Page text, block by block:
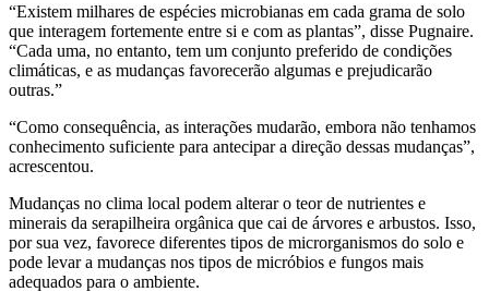
“Existem milhares de espécies microbianas em cada grama de solo
que interagem fortemente entre si e com as plantas”, disse Pugnaire.
“Cada uma, no entanto, tem um conjunto preferido de condições
climáticas, e as mudanças favorecerão algumas e prejudicarão
outras.”
“Como consequência, as interações mudarão, embora não tenhamos
conhecimento suficiente para antecipar a direção dessas mudanças”,
acrescentou.
Mudanças no clima local podem alterar o teor de nutrientes e
minerais da serapilheira orgânica que cai de árvores e arbustos. Isso,
por sua vez, favorece diferentes tipos de microrganismos do solo e
pode levar a mudanças nos tipos de micróbios e fungos mais
adequados para o ambiente.